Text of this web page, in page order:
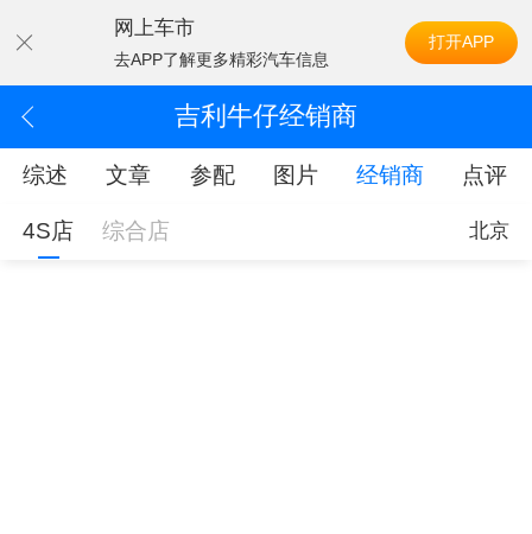
网上车市
去APP了解更多精彩汽车信息
打开APP
吉利牛仔经销商
综述 文章 参配 图片 经销商 点评
4S店 综合店 北京